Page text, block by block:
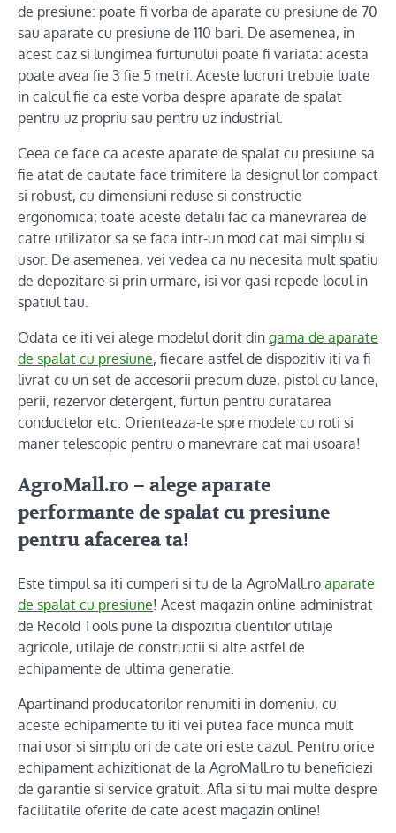
de presiune: poate fi vorba de aparate cu presiune de 70
sau aparate cu presiune de 110 bari. De asemenea, in
acest caz si lungimea furtunului poate fi variata: acesta
poate avea fie 3 fie 5 metri. Aceste lucruri trebuie luate
in calcul fie ca este vorba despre aparate de spalat
pentru uz propriu sau pentru uz industrial.
Ceea ce face ca aceste aparate de spalat cu presiune sa
fie atat de cautate face trimitere la designul lor compact
si robust, cu dimensiuni reduse si constructie
ergonomica; toate aceste detalii fac ca manevrarea de
catre utilizator sa se faca intr-un mod cat mai simplu si
usor. De asemenea, vei vedea ca nu necesita mult spatiu
de depozitare si prin urmare, isi vor gasi repede locul in
spatiul tau.
Odata ce iti vei alege modelul dorit din gama de aparate
de spalat cu presiune, fiecare astfel de dispozitiv iti va fi
livrat cu un set de accesorii precum duze, pistol cu lance,
perii, rezervor detergent, furtun pentru curatarea
conductelor etc. Orienteaza-te spre modele cu roti si
maner telescopic pentru o manevrare cat mai usoara!
AgroMall.ro – alege aparate
performante de spalat cu presiune
pentru afacerea ta!
Este timpul sa iti cumperi si tu de la AgroMall.ro aparate
de spalat cu presiune! Acest magazin online administrat
de Recold Tools pune la dispozitia clientilor utilaje
agricole, utilaje de constructii si alte astfel de
echipamente de ultima generatie.
Apartinand producatorilor renumiti in domeniu, cu
aceste echipamente tu iti vei putea face munca mult
mai usor si simplu ori de cate ori este cazul. Pentru orice
echipament achizitionat de la AgroMall.ro tu beneficiezi
de garantie si service gratuit. Afla si tu mai multe despre
facilitatile oferite de cate acest magazin online!